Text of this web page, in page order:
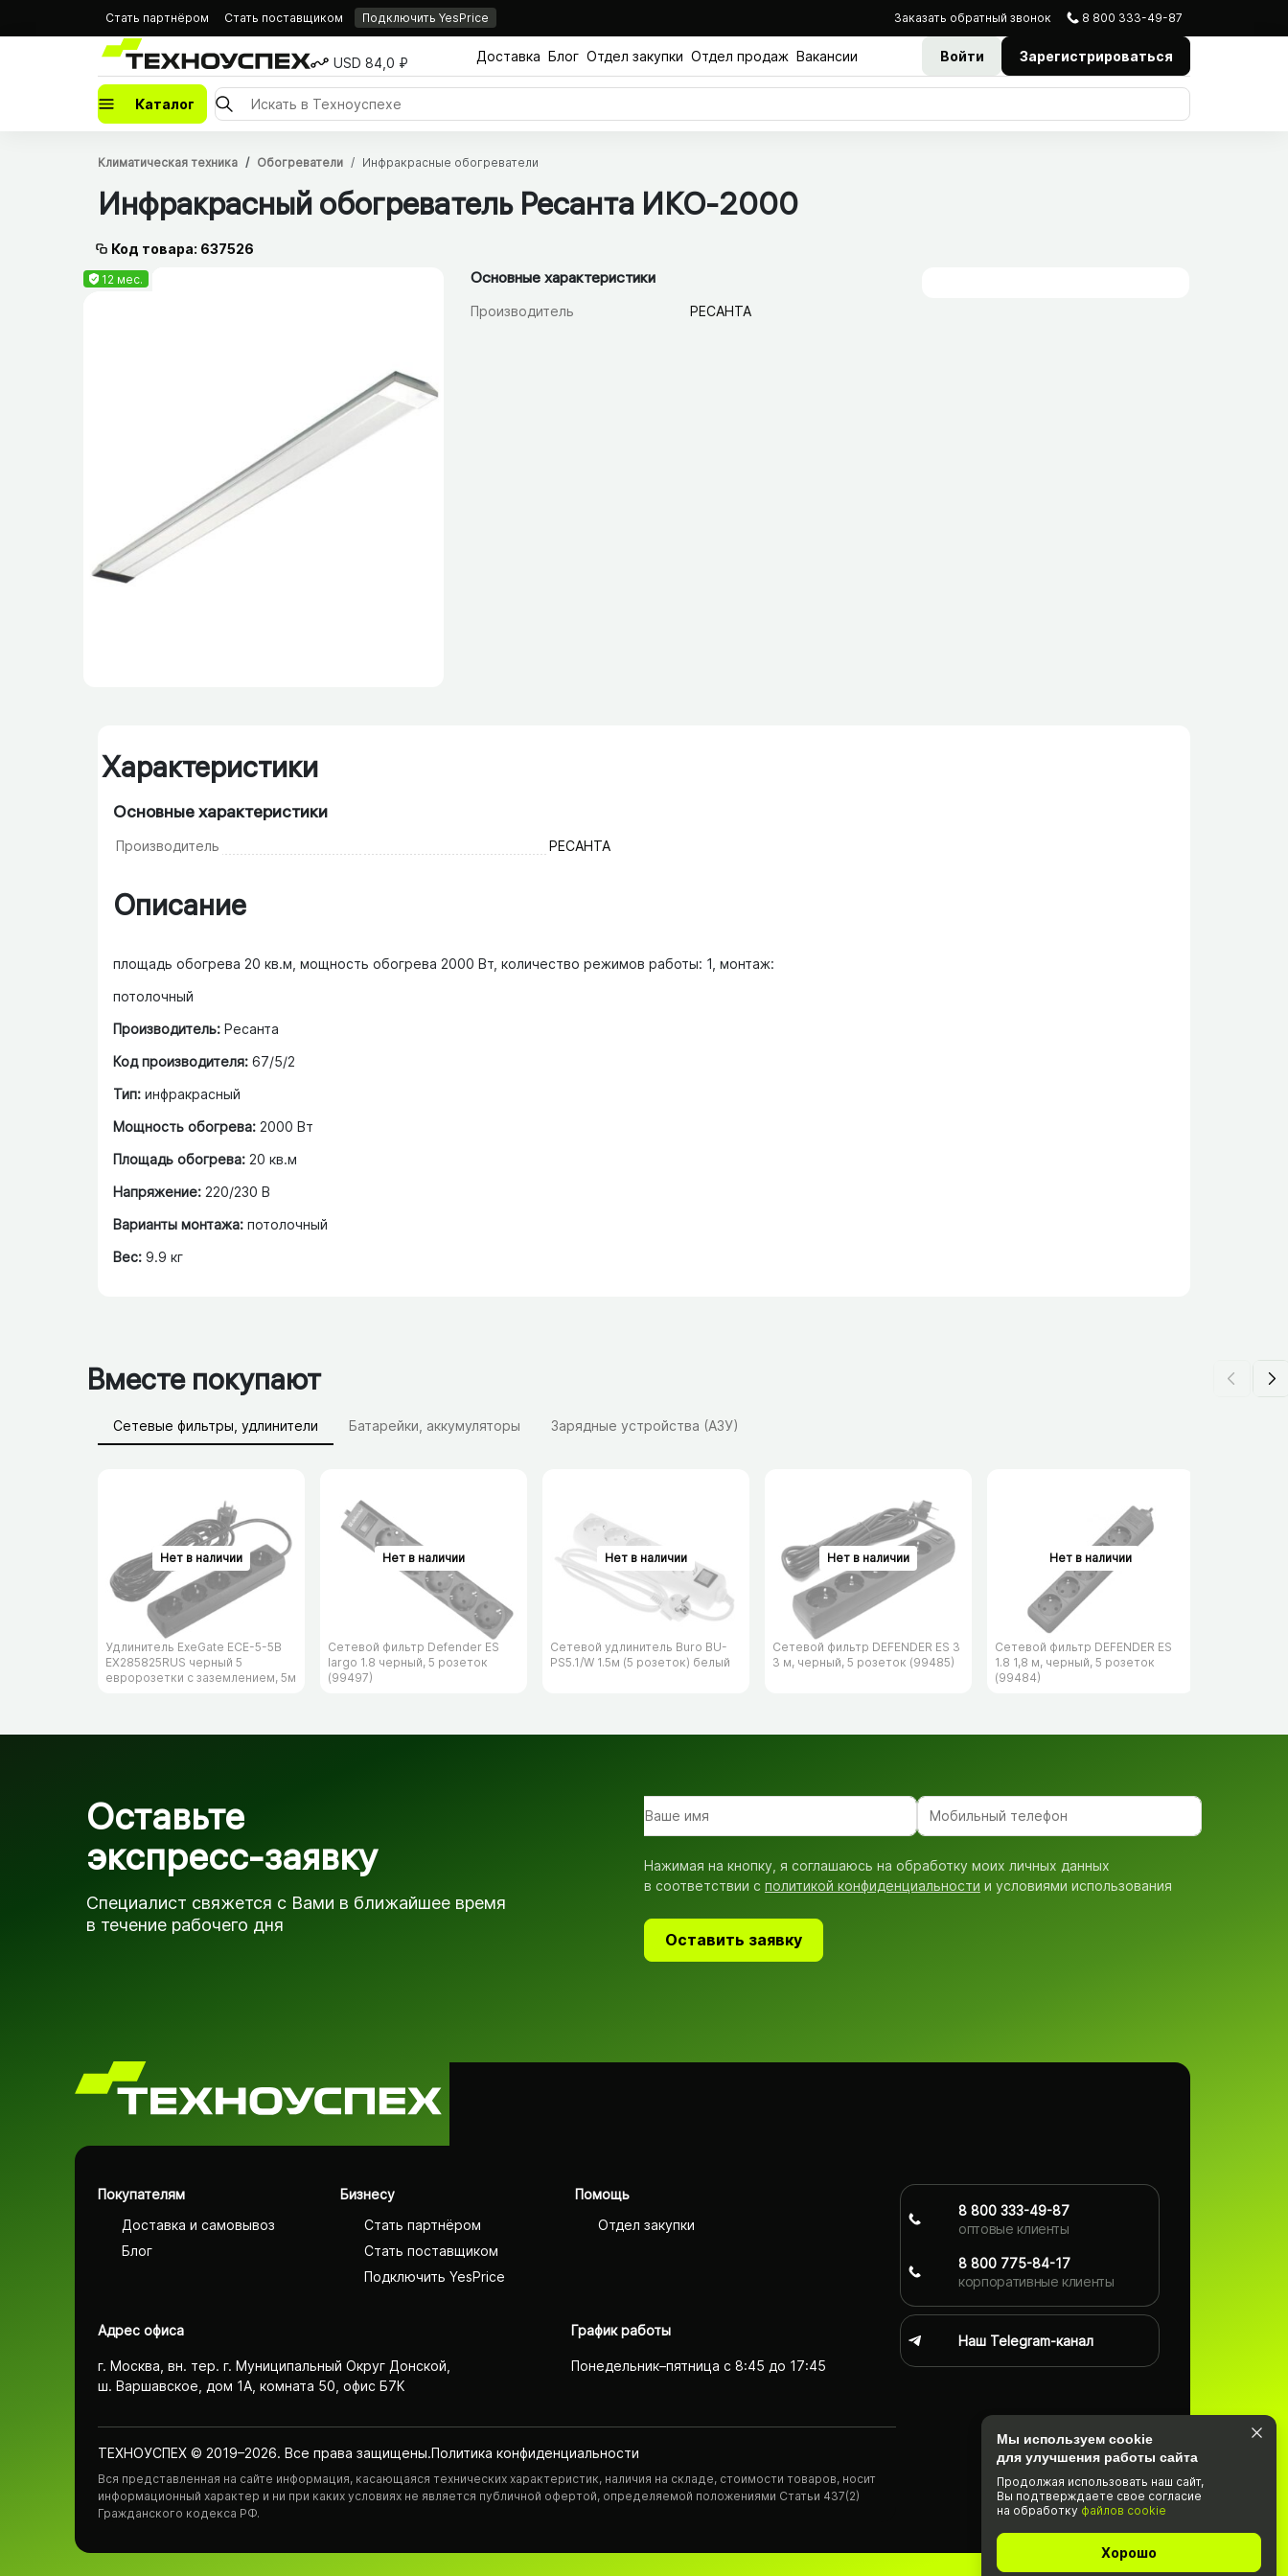
Стать партнёром Стать поставщиком Подключить YesPrice Заказать обратный звонок 8 800 333-49-87
USD 84,0 ₽ Доставка Блог Отдел закупки Отдел продаж Вакансии Войти Зарегистрироваться
Каталог
Климатическая техника Обогреватели Инфракрасные обогреватели
Инфракрасный обогреватель Ресанта ИКО-2000
Код товара: 637526
12 мес. Основные характеристики
Производитель РЕСАНТА
Характеристики
Основные характеристики
Производитель РЕСАНТА
Описание
площадь обогрева 20 кв.м, мощность обогрева 2000 Вт, количество режимов работы: 1, монтаж:
потолочный
Производитель: Ресанта
Код производителя: 67/5/2
Тип: инфракрасный
Мощность обогрева: 2000 Вт
Площадь обогрева: 20 кв.м
Напряжение: 220/230 В
Варианты монтажа: потолочный
Вес: 9.9 кг
Вместе покупают
Сетевые фильтры, удлинители Батарейки, аккумуляторы Зарядные устройства (АЗУ)
Удлинитель ExeGate ECE-5-5B
EX285825RUS черный 5
евророзетки с заземлением, 5м
Сетевой фильтр Defender ES
largo 1.8 черный, 5 розеток
(99497)
Сетевой удлинитель Buro BU-
PS5.1/​W 1.5м (5 розеток) белый
Сетевой фильтр DEFENDER ES 3
3 м, черный, 5 розеток (99485)
Сетевой фильтр DEFENDER ES
1.8 1,8 м, черный, 5 розеток
(99484)
Оставьте
экспресс-заявку
Специалист свяжется с Вами в ближайшее время
в течение рабочего дня
Нажимая на кнопку, я соглашаюсь на обработку моих личных данных
в соответствии с политикой конфиденциальности и условиями использования
Оставить заявку
Покупателям
Доставка и самовывоз
Блог
Бизнесу
Стать партнёром
Стать поставщиком
Подключить YesPrice
Помощь
Отдел закупки
Адрес офиса
г. Москва, вн. тер. г. Муниципальный Округ Донской,
ш. Варшавское, дом 1А, комната 50, офис Б7К
График работы
Понедельник–пятница с 8:45 до 17:45
ТЕХНОУСПЕХ © 2019–2026. Все права защищены.Политика конфиденциаль­ности
Вся представленная на сайте информация, касающаяся технических характеристик, наличия на складе, стоимости товаров, носит
информационный характер и ни при каких условиях не является публичной офертой, определяемой положениями Статьи 437(2)
Гражданского кодекса РФ.
8 800 333-49-87
оптовые клиенты
8 800 775-84-17
корпоративные клиенты
Наш Telegram-канал
Мы используем cookie
для улучшения работы сайта
Продолжая использовать наш cайт,
Вы подтвержда­ете свое согласие
на обработку файлов cookie
Хорошо